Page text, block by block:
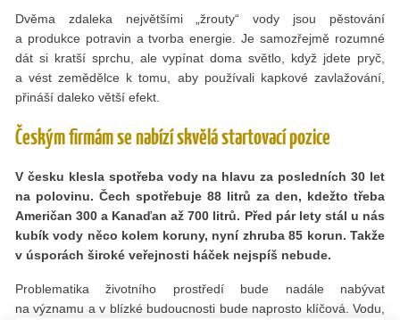
Dvěma zdaleka největšími „žrouty“ vody jsou pěstování
a produkce potravin a tvorba energie. Je samozřejmě rozumné
dát si kratší sprchu, ale vypínat doma světlo, když jdete pryč,
a vést zemědělce k tomu, aby používali kapkové zavlažování,
přináší daleko větší efekt.
Českým firmám se nabízí skvělá startovací pozice
V česku klesla spotřeba vody na hlavu za posledních 30 let
na polovinu. Čech spotřebuje 88 litrů za den, kdežto třeba
Američan 300 a Kanaďan až 700 litrů. Před pár lety stál u nás
kubík vody něco kolem koruny, nyní zhruba 85 korun. Takže
v úsporách široké veřejnosti háček nejspíš nebude.
Problematika životního prostředí bude nadále nabývat
na významu a v blízké budoucnosti bude naprosto klíčová. Vodu,